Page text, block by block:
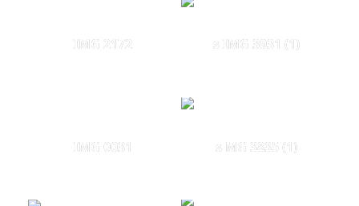
IMG 2172 s IMG 3931 (1)
IMG 0031 s MG 3835 (1)